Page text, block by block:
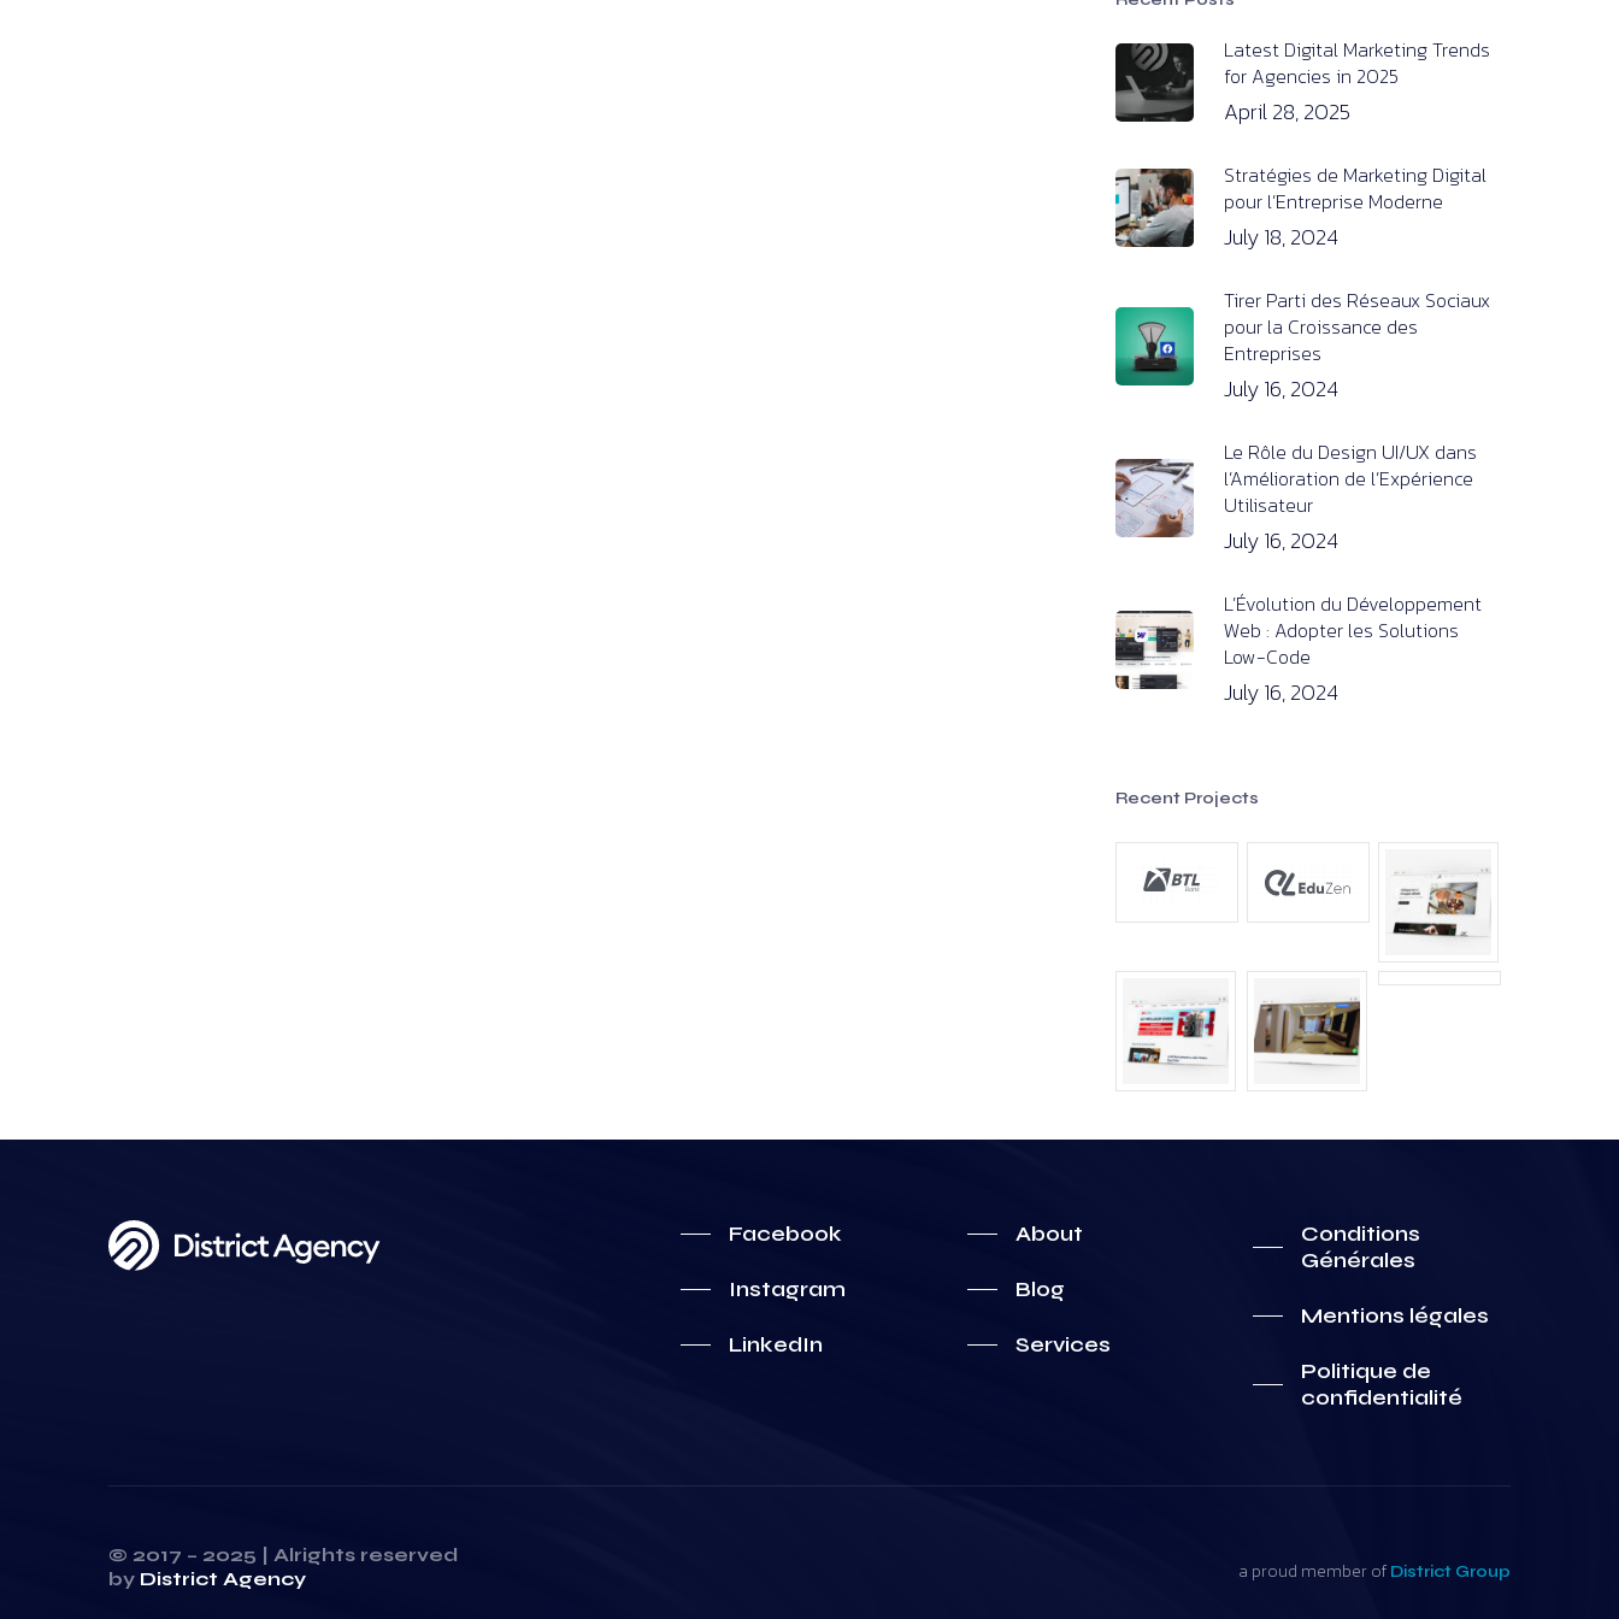
Latest Digital Marketing Trends
for Agencies in 2025
April 28, 2025
Stratégies de Marketing Digital
pour l’Entreprise Moderne
July 18, 2024
Tirer Parti des Réseaux Sociaux
pour la Croissance des
Entreprises
July 16, 2024
Le Rôle du Design UI/UX dans
l’Amélioration de l’Expérience
Utilisateur
July 16, 2024
L’Évolution du Développement
Web : Adopter les Solutions
Low-Code
July 16, 2024
Recent Projects
Facebook
Instagram
LinkedIn
About
Blog
Services
Conditions
Générales
Mentions légales
Politique de
confidentialité
© 2017 – 2025 | Alrights reserved
by District Agency a proud member of District Group